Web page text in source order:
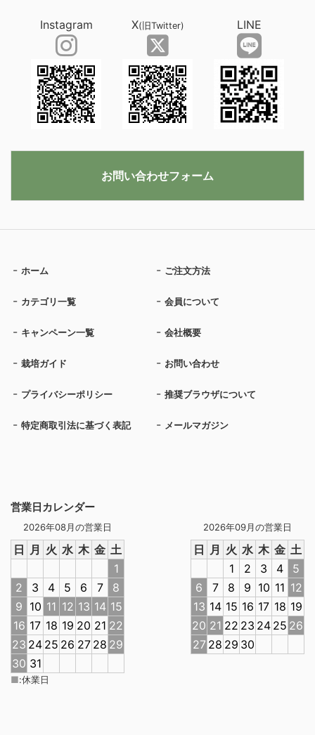
営業日カレンダー
2026年08月の営業日
日 月 火 水 木 金 土
1
2
3 4 5 6 7
8
9 10 11 12 13 14 15
16 17 18 19 20 21 22
23 24 25 26 27 28 29
30 31
2026年09月の営業日
日 月 火 水 木 金 土
1
2 3 4
5
6
7 8 9 10 11 12
13 14 15 16 17 18 19
20 21 22 23 24 25 26
27 28 29 30
■:休業日
ホーム ご注文方法
カテゴリ一覧 会員について
キャンペーン一覧 会社概要
栽培ガイド お問い合わせ
プライバシーポリシー 推奨ブラウザについて
特定商取引法に基づく表記 メールマガジン
Instagram X(旧Twitter) LINE
お問い合わせフォーム